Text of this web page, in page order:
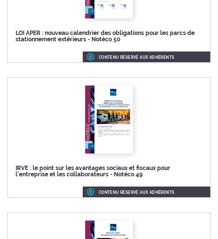
LOI APER : nouveau calendrier des obligations pour les parcs de
stationnement extérieurs - Notéco 50
CONTENU RÉSERVÉ AUX ADHÉRENTS
IRVE : le point sur les avantages sociaux et fiscaux pour
l'entreprise et les collaborateurs - Notéco 49
CONTENU RÉSERVÉ AUX ADHÉRENTS